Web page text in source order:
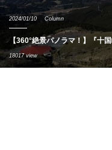
2024/01/10 Column
【360°絶景パノラマ！】『十
18017 view